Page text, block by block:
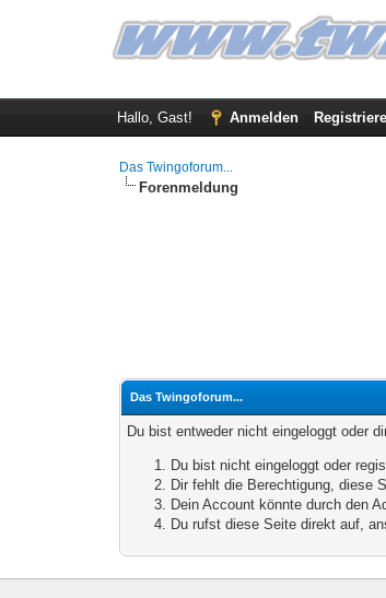
Hallo, Gast! Anmelden
Das Twingoforum...
Forenmeldung
Das Twingoforum...
Du bist entweder nicht eingeloggt oder
Du bist nicht eingeloggt oder
Dir fehlt die Berechtigung, diese
Dein Account könnte durch den
Du rufst diese Seite direkt auf,